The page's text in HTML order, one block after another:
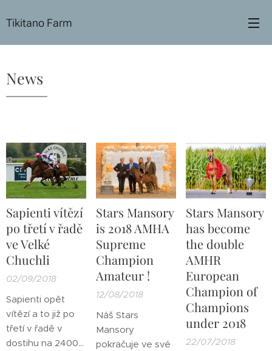
Tikitano Farm
News
Sapienti vítězí
po třetí v řadě
ve Velké
Chuchli
02/09/2018
Sapienti opět
vítězí a to již po
třetí v řadě v
dostihu na 2400
Stars Mansory
is 2018 AMHA
Supreme
Champion
Amateur !
12/08/2018
Náš Stars
Mansory
pokračuje ve své
Stars Mansory
has become
the double
AMHR
European
Champion of
Champions
under 2018
22/07/2018